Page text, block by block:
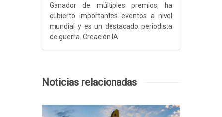
Ganador de múltiples premios, ha
cubierto importantes eventos a nivel
mundial y es un destacado periodista
de guerra. Creación IA
Noticias relacionadas